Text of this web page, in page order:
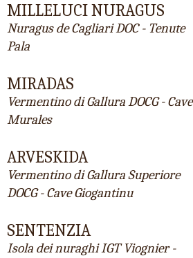
MILLELUCI NURAGUS
Nuragus de Cagliari DOC - Tenute
Pala
MIRADAS
Vermentino di Gallura DOCG - Cave
Murales
ARVESKIDA
Vermentino di Gallura Superiore
DOCG - Cave Giogantinu
SENTENZIA
Isola dei nuraghi IGT Viognier -